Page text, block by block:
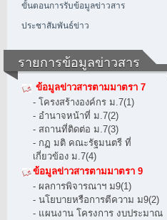
ขั้นตอนการรับข้อมูลข่าวสาร
ประชาสัมพันธ์ข่าว
รายการข้อมูลข่าวสาร
ข้อมูลข่าวสารตามมาตรา 7
- โครงสร้างองค์กร ม.7(1)
- อำนาจหน้าที่ ม.7(2)
- สถานที่ติดต่อ ม.7(3)
- กฏ มติ คณะรัฐมนตรี ที่
เกี่ยวข้อง ม.7(4)
ข้อมูลข่าวสารตามมาตรา 9
- ผลการพิจารณาฯ ม9(1)
- นโยบายหรือการตีความ ม9(2)
- แผนงาน โครงการ งบประมาณ